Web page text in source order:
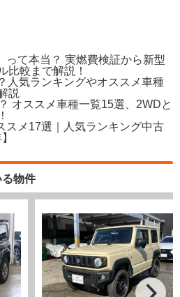
って本当？ 実燃費検証から新型
比較まで解説！
人気ランキングやオススメ車種
説
オススメ車種一覧15選、2WDと
スメ17選｜人気ランキング中古
物件